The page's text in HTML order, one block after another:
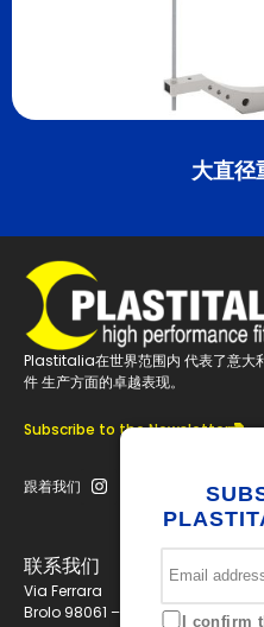
大直径
Plastitalia在世界范围内 代表了意大
件 生产方面的卓越表现。
Subscribe to the Newsletter
跟着我们
联系我们
Via Ferrara
Brolo 98061 – ME
I confirm